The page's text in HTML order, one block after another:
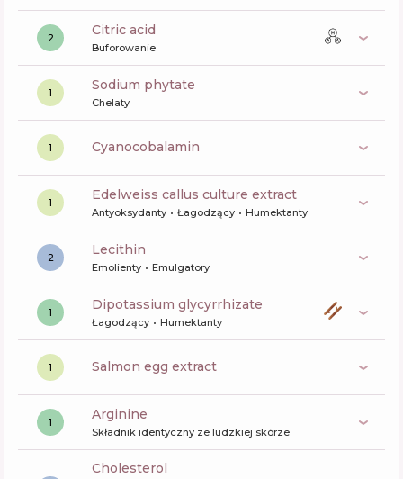
2 citric acid
Buforowanie
1 sodium phytate
Chelaty
1 cyanocobalamin
1 edelweiss callus culture extract
Antyoksydanty Łagodzący Humektanty
2 lecithin
Emolienty Emulgatory
1 dipotassium glycyrrhizate
Łagodzący Humektanty
1 salmon egg extract
1 arginine
Składnik identyczny ze ludzkiej skórze
cholesterol